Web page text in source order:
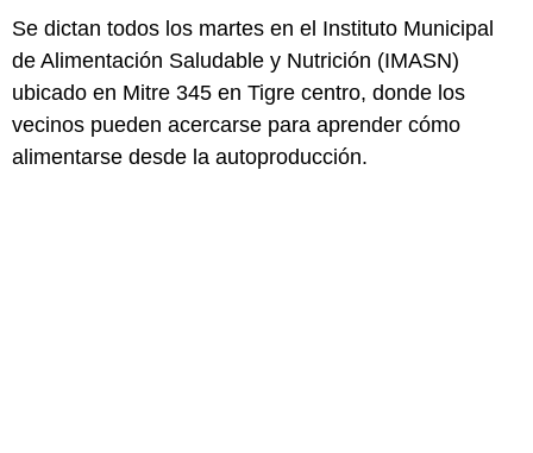
Se dictan todos los martes en el Instituto Municipal
de Alimentación Saludable y Nutrición (IMASN)
ubicado en Mitre 345 en Tigre centro, donde los
vecinos pueden acercarse para aprender cómo
alimentarse desde la autoproducción.